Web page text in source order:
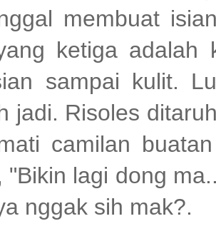
membuat
ketiga adalah
sampai kulit.
jadi. Risoles
camilan
"Bikin lagi dong
nggak sih mak?.